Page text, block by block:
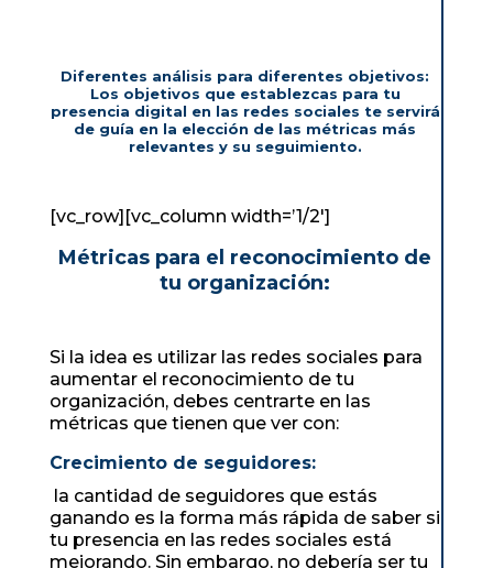
Diferentes análisis para diferentes objetivos:
Los objetivos que establezcas para tu
presencia digital en las redes sociales te servirá
de guía en la elección de las métricas más
relevantes y su seguimiento.
[vc_row][vc_column width=’1/2′]
Métricas para el reconocimiento de
tu organización:
Si la idea es utilizar las redes sociales para
aumentar el reconocimiento de tu
organización, debes centrarte en las
métricas que tienen que ver con:
Crecimiento de seguidores:
la cantidad de seguidores que estás
ganando es la forma más rápida de saber si
tu presencia en las redes sociales está
mejorando. Sin embargo, no debería ser tu